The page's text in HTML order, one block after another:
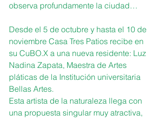
observa profundamente la ciudad…
Desde el 5 de octubre y hasta el 10 de
noviembre Casa Tres Patios recibe en
su CuBO.X a una nueva residente: Luz
Nadina Zapata, Maestra de Artes
pláticas de la Institución universitaria
Bellas Artes.
Esta artista de la naturaleza llega con
una propuesta singular muy atractiva,